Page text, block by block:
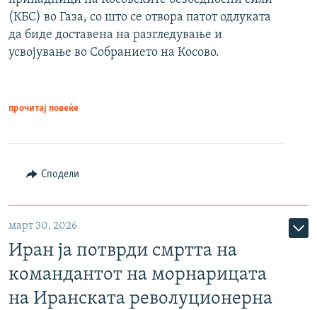
(КБС) во Газа, со што се отвора патот одлуката
да биде доставена на разгледување и
усвојување во Собранието на Косово.
прочитај повеќе
Сподели
март 30, 2026
Иран ја потврди смртта на
командантот на морнарицата
на Иранската револуционерна